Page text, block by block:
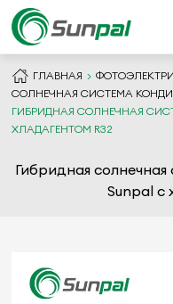
ГЛАВНАЯ
СОЛНЕЧНАЯ СИСТЕМА
ГИБРИДНАЯ СОЛНЕЧНАЯ
ХЛАДАГЕНТОМ R32
Гибридная
Sunpal с